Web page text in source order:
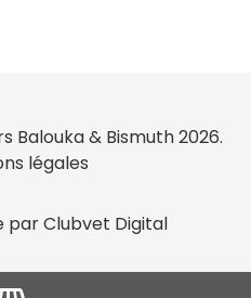
Balouka & Bismuth 2026.
légales
par Clubvet Digital